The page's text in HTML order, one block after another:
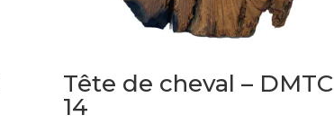
Tête de cheval – DMTC
14